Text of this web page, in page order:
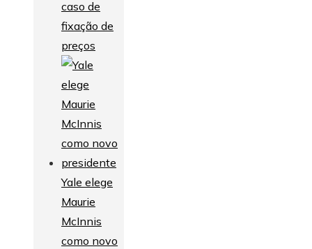
caso de
fixação de
preços
Yale elege
Maurie
McInnis
como novo